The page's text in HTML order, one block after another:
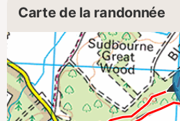
Carte de la randonnée